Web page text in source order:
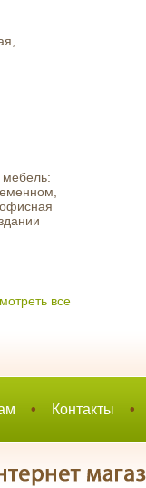
мебель:
все
• Контакты •